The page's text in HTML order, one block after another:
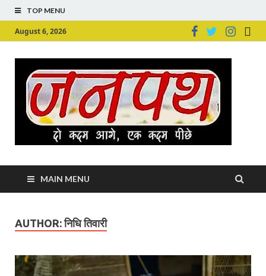
TOP MENU
August 6, 2026
MAIN MENU
AUTHOR:निधि तिवारी